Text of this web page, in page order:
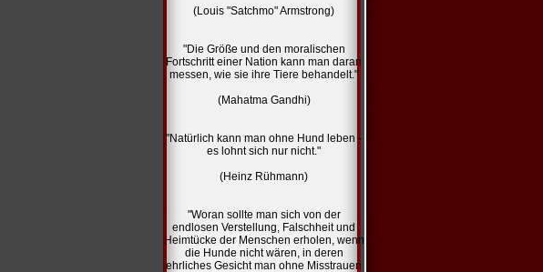
(Louis "Satchmo" Armstrong)
"Die Größe und den moralischen
Fortschritt einer Nation kann man daran
messen, wie sie ihre Tiere behandelt."
(Mahatma Gandhi)
"Natürlich kann man ohne Hund leben -
es lohnt sich nur nicht."
(Heinz Rühmann)
"Woran sollte man sich von der
endlosen Verstellung, Falschheit und
Heimtücke der Menschen erholen, wenn
die Hunde nicht wären, in deren
ehrliches Gesicht man ohne Misstrauen